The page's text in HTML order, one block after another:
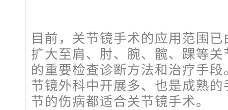
目前，关节镜手术的应用范围
扩大至肩、肘、腕、髋、踝等
的重要检查诊断方法和治疗手
节镜外科中开展多、也是成熟
节的伤病都适合关节镜手术。